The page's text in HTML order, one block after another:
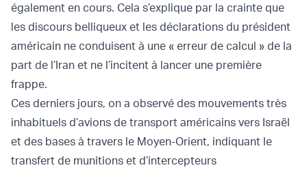
également en cours. Cela s’explique par la crainte que
les discours belliqueux et les déclarations du président
américain ne conduisent à une « erreur de calcul » de la
part de l’Iran et ne l’incitent à lancer une première
frappe.
Ces derniers jours, on a observé des mouvements très
inhabituels d’avions de transport américains vers Israël
et des bases à travers le Moyen-Orient, indiquant le
transfert de munitions et d’intercepteurs